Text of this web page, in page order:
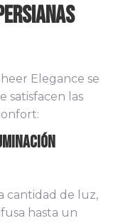
Elegance se
satisfacen las
cantidad de luz,
hasta un